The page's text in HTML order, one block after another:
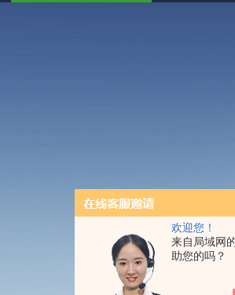
欢迎您！
来自局域网
助您的吗？